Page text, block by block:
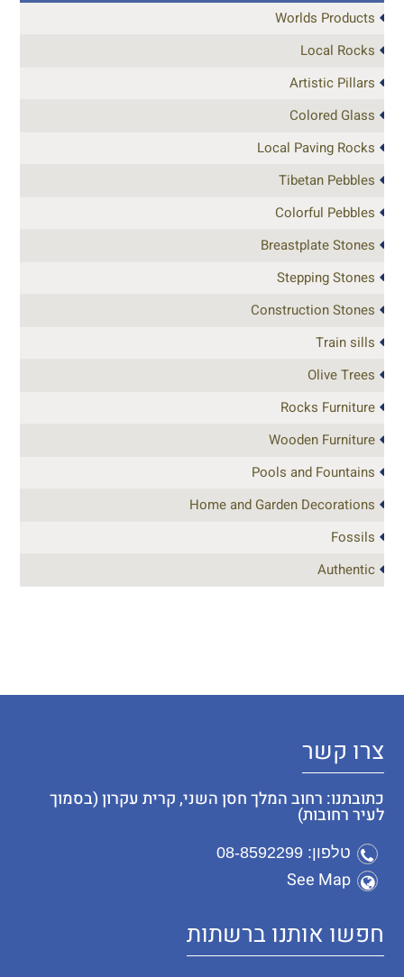
Worlds Products
Local Rocks
Artistic Pillars
Colored Glass
Local Paving Rocks
Tibetan Pebbles
Colorful Pebbles
Breastplate Stones
Stepping Stones
Construction Stones
Train sills
Olive Trees
Rocks Furniture
Wooden Furniture
Pools and Fountains
Home and Garden Decorations
Fossils
Authentic
צרו קשר
כתובתנו: רחוב המלך חסן השני, קרית עקרון (בסמוך
לעיר רחובות)
טלפון: 08-8592299
See Map
חפשו אותנו ברשתות